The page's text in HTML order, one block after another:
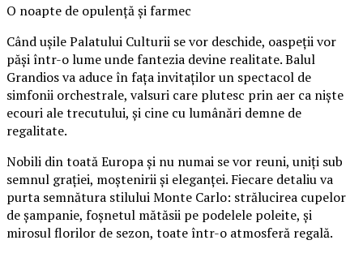
O noapte de opulență și farmec
Când ușile Palatului Culturii se vor deschide, oaspeții vor
păși într-o lume unde fantezia devine realitate. Balul
Grandios va aduce în fața invitaților un spectacol de
simfonii orchestrale, valsuri care plutesc prin aer ca niște
ecouri ale trecutului, și cine cu lumânări demne de
regalitate.
Nobili din toată Europa și nu numai se vor reuni, uniți sub
semnul grației, moștenirii și eleganței. Fiecare detaliu va
purta semnătura stilului Monte Carlo: strălucirea cupelor
de șampanie, foșnetul mătăsii pe podelele poleite, și
mirosul florilor de sezon, toate într-o atmosferă regală.